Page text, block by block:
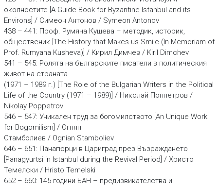
околностите [A Guide Book for Byzantine Istanbul and its
Environs] / Симеон Антонов / Symeon Antonov
438 – 441: Проф. Румяна Кушева – методик, историк,
общественик [The History that Makes us Smile (In Memoriam of
Prof. Rumyana Kusheva)] / Кирил Димчев / Kiril Dimchev
541 – 545: Ролята на българските писатели в политическия
живот на страната
(1971 – 1989 г.) [The Role of the Bulgarian Writers in the Political
Life of the Country (1971 – 1989)] / Николай Поппетров /
Nikolay Poppetrov
546 – 547: Уникален труд за богомилството [An Unique Work
for Bogomilism] / Огнян
Стамболиев / Ognian Stamboliev
646 – 651: Панагюрци в Цариград през Възраждането
[Panagyurtsi in Istanbul during the Revival Period] / Христо
Темелски / Hristo Temelski
652 – 660: 145 години БАН – предизвикателства и